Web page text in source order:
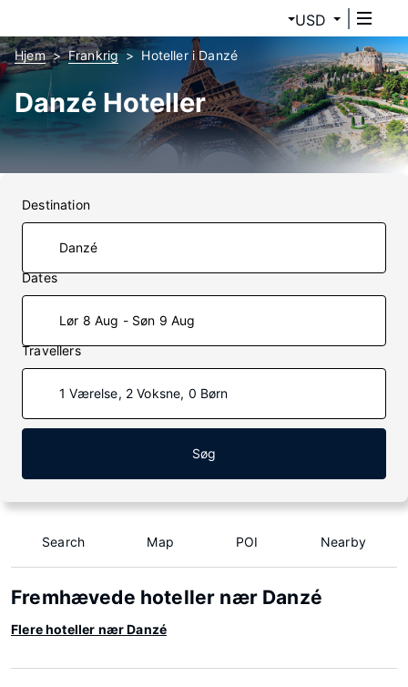
USD
Hjem Frankrig Hoteller i Danzé
Danzé Hoteller
Destination
Dates
Lør 8 Aug - Søn 9 Aug
Travellers
1 Værelse, 2 Voksne, 0 Børn
Søg
Search Map POI Nearby
Fremhævede hoteller nær Danzé
Flere hoteller nær Danzé